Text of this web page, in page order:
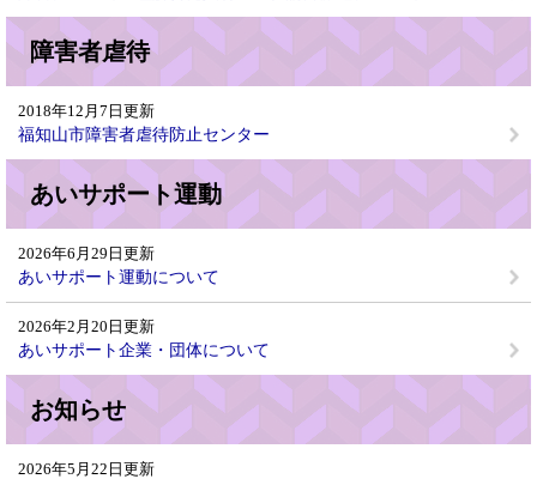
障害者虐待
2018年12月7日更新
福知山市障害者虐待防止センター
あいサポート運動
2026年6月29日更新
あいサポート運動について
2026年2月20日更新
あいサポート企業・団体について
お知らせ
2026年5月22日更新